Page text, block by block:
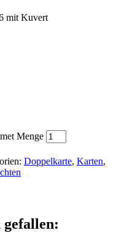
mit Kuvert
Menge
Doppelkarte, Karten,
gefallen: